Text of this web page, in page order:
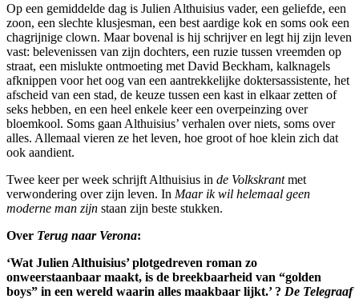
Op een gemiddelde dag is Julien Althuisius vader, een geliefde, een
zoon, een slechte klusjesman, een best aardige kok en soms ook een
chagrijnige clown. Maar bovenal is hij schrijver en legt hij zijn leven
vast: belevenissen van zijn dochters, een ruzie tussen vreemden op
straat, een mislukte ontmoeting met David Beckham, kalknagels
afknippen voor het oog van een aantrekkelijke doktersassistente, het
afscheid van een stad, de keuze tussen een kast in elkaar zetten of
seks hebben, en een heel enkele keer een overpeinzing over
bloemkool. Soms gaan Althuisius’ verhalen over niets, soms over
alles. Allemaal vieren ze het leven, hoe groot of hoe klein zich dat
ook aandient.
Twee keer per week schrijft Althuisius in de Volkskrantmet
verwondering over zijn leven. In Maar ik wil helemaal geen
moderne man zijn staan zijn beste stukken.
Over Terug naar Verona:
‘Wat Julien Althuisius’ plotgedreven roman zo
onweerstaanbaar maakt, is de breekbaarheid van “golden
boys” in een wereld waarin alles maakbaar lijkt.’ ? De Telegraaf